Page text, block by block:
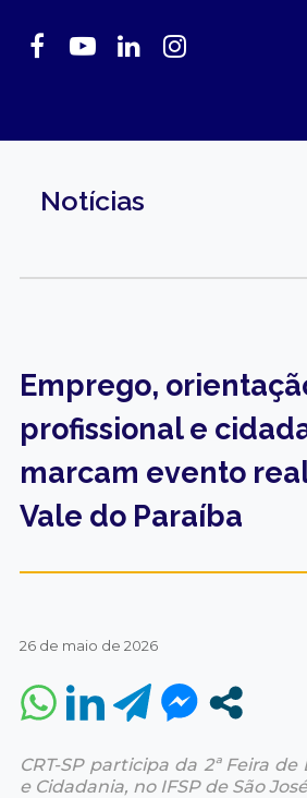
Notícias
Emprego,
profissional e
marcam evento
Vale do Paraíba
26 de maio de 2026
CRT-SP participa da 2ª Feira
e Cidadania, no IFSP de São